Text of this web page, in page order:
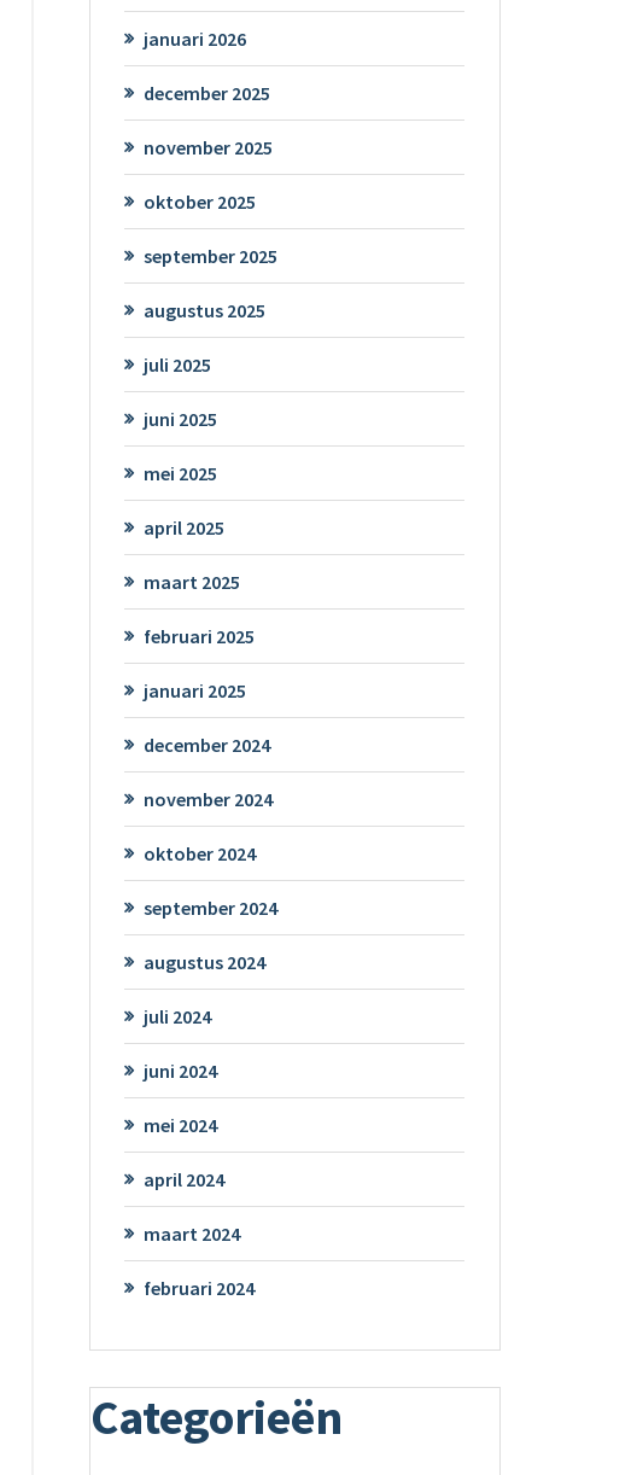
januari 2026
december 2025
november 2025
oktober 2025
september 2025
augustus 2025
juli 2025
juni 2025
mei 2025
april 2025
maart 2025
februari 2025
januari 2025
december 2024
november 2024
oktober 2024
september 2024
augustus 2024
juli 2024
juni 2024
mei 2024
april 2024
maart 2024
februari 2024
Categorieën